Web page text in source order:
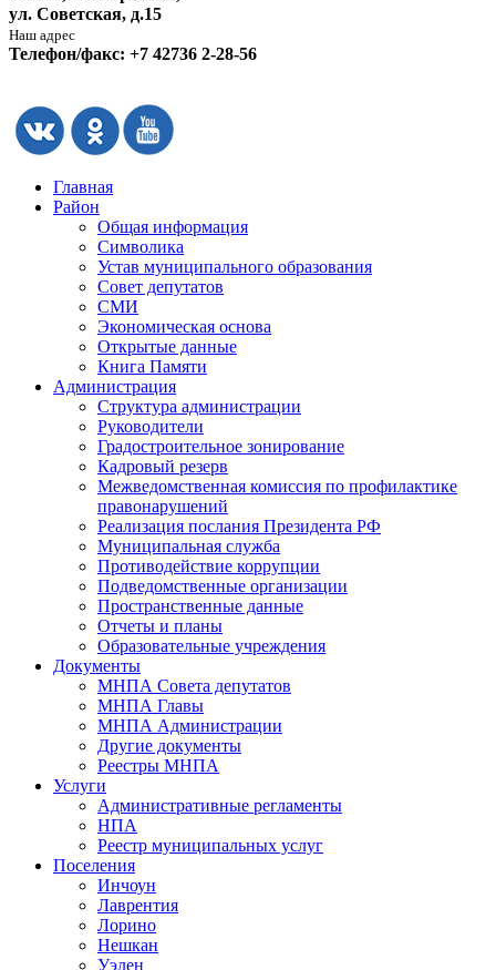
ул. Советская, д.15
Наш адрес
Телефон/факс: +7 42736 2-28-56
Главная
Район
Общая информация
Символика
Устав муниципального образования
Совет депутатов
СМИ
Экономическая основа
Открытые данные
Книга Памяти
Администрация
Структура администрации
Руководители
Градостроительное зонирование
Кадровый резерв
Межведомственная комиссия по профилактике
правонарушений
Реализация послания Президента РФ
Муниципальная служба
Противодействие коррупции
Подведомственные организации
Пространственные данные
Отчеты и планы
Образовательные учреждения
Документы
МНПА Совета депутатов
МНПА Главы
МНПА Администрации
Другие документы
Реестры МНПА
Услуги
Административные регламенты
НПА
Реестр муниципальных услуг
Поселения
Инчоун
Лаврентия
Лорино
Нешкан
Уэлен